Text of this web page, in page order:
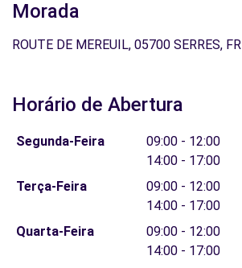
Morada
ROUTE DE MEREUIL, 05700 SERRES, FR
Horário de Abertura
Segunda-Feira
09:00 - 12:00
14:00 - 17:00
Terça-Feira
09:00 - 12:00
14:00 - 17:00
Quarta-Feira
09:00 - 12:00
14:00 - 17:00